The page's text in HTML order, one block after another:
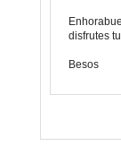
disfrutes
Besos